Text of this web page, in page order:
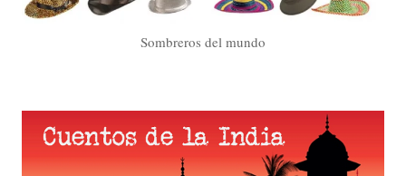
Sombreros del mundo